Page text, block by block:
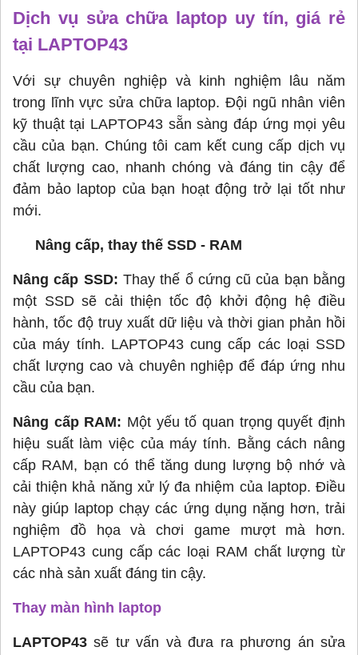
Dịch vụ sửa chữa laptop uy tín, giá rẻ
tại LAPTOP43
Với sự chuyên nghiệp và kinh nghiệm lâu năm
trong lĩnh vực sửa chữa laptop. Đội ngũ nhân viên
kỹ thuật tại LAPTOP43 sẵn sàng đáp ứng mọi yêu
cầu của bạn. Chúng tôi cam kết cung cấp dịch vụ
chất lượng cao, nhanh chóng và đáng tin cậy để
đảm bảo laptop của bạn hoạt động trở lại tốt như
mới.
Nâng cấp, thay thế SSD - RAM
Nâng cấp SSD: Thay thế ổ cứng cũ của bạn bằng
một SSD sẽ cải thiện tốc độ khởi động hệ điều
hành, tốc độ truy xuất dữ liệu và thời gian phản hồi
của máy tính. LAPTOP43 cung cấp các loại SSD
chất lượng cao và chuyên nghiệp để đáp ứng nhu
cầu của bạn.
Nâng cấp RAM: Một yếu tố quan trọng quyết định
hiệu suất làm việc của máy tính. Bằng cách nâng
cấp RAM, bạn có thể tăng dung lượng bộ nhớ và
cải thiện khả năng xử lý đa nhiệm của laptop. Điều
này giúp laptop chạy các ứng dụng nặng hơn, trải
nghiệm đồ họa và chơi game mượt mà hơn.
LAPTOP43 cung cấp các loại RAM chất lượng từ
các nhà sản xuất đáng tin cậy.
Thay màn hình laptop
LAPTOP43sẽ tư vấn và đưa ra phương án sửa